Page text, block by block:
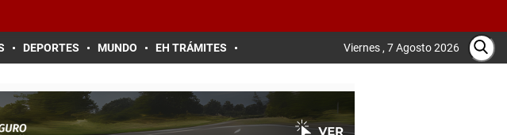
DEPORTES MUNDO EH TRÁMITES Viernes , 7 Agosto 2026